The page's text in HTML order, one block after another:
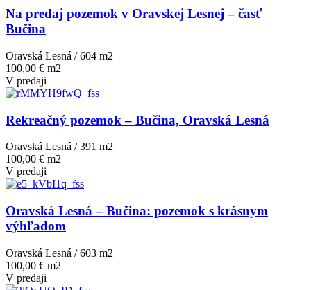
Na predaj pozemok v Oravskej Lesnej – časť
Bučina
Oravská Lesná / 604 m2
100,00 € m2
V predaji
Rekreačný pozemok – Bučina, Oravská Lesná
Oravská Lesná / 391 m2
100,00 € m2
V predaji
Oravská Lesná – Bučina: pozemok s krásnym
výhľadom
Oravská Lesná / 603 m2
100,00 € m2
V predaji